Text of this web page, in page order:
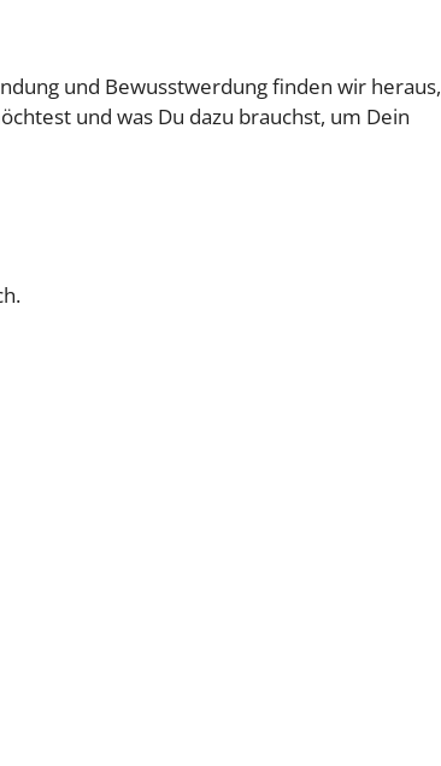
und Bewusstwerdung finden wir heraus,
und was Du dazu brauchst, um Dein